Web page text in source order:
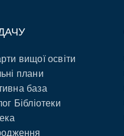
вищої освіти
плани
база
Бібліотеки